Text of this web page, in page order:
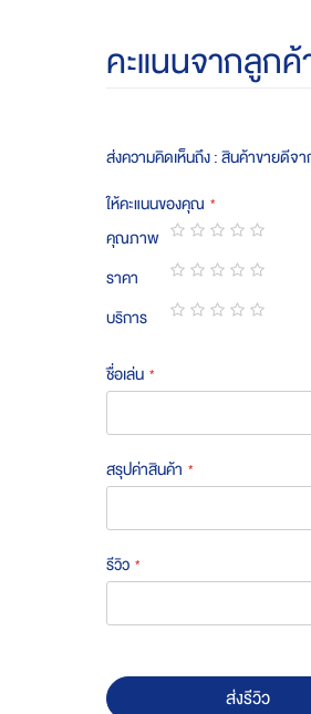
คะแนนจากลูกค้
ส่งความคิดเห็นถึง : สินค้าขายดีจ
ให้คะแนนของคุณ
คุณภาพ
1
star
2
stars
3
stars
4
stars
5
stars
ราคา
1
star
2
stars
3
stars
4
stars
5
stars
บริการ
ชื่อเล่น
สรุปค่าสินค้า
รีวิว
ส่งรีวิว